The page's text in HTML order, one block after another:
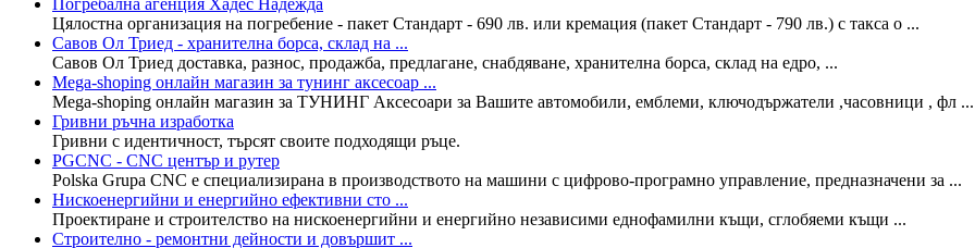
Цялостна организация на погребение - пакет Стандарт - 690 лв. или кремация (пакет Стандарт - 790 лв.) с такса о ...
Савов Ол Триед - хранителна борса, склад на ...
Савов Ол Триед доставка, разнос, продажба, предлагане, снабдяване, хранителна борса, склад на едро, ...
Мega-shoping онлайн магазин за тунинг аксесоар ...
Мega-shoping онлайн магазин за ТУНИНГ Аксесоари за Вашите автомобили, емблеми, ключодържатели ,часовници , фл ...
Гривни ръчна изработка
Гривни с идентичност, търсят своите подходящи ръце.
PGCNC - CNC център и рутер
Polska Grupa CNC е специализирана в производството на машини с цифрово-програмно управление, предназначени за ...
Нискоенергийни и енергийно ефективни сто ...
Проектиране и строителство на нискоенергийни и енергийно независими еднофамилни къщи, сглобяеми къщи ...
Строително - ремонтни дейности и довършит ...